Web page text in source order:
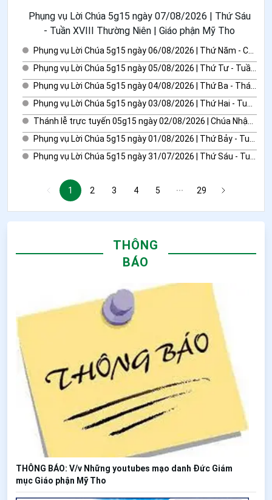
Phụng vụ Lời Chúa 5g15 ngày 07/08/2026 | Thứ Sáu
- Tuần XVIII Thường Niên | Giáo phận Mỹ Tho
1 2 3 4 5 29
THÔNG
BÁO
THÔNG BÁO: V/v Những youtubes mạo danh Đức Giám
mục Giáo phận Mỹ Tho